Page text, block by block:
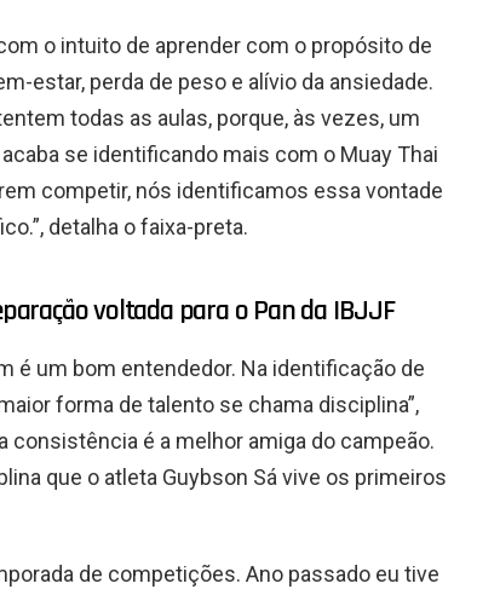
o intuito de aprender com o propósito de
estar, perda de peso e alívio da ansiedade.
todas as aulas, porque, às vezes, um
se identificando mais com o Muay Thai
competir, nós identificamos essa vontade
detalha o faixa-preta.
voltada para o Pan da IBJJF
é um bom entendedor. Na identificação de
forma de talento se chama disciplina”,
consistência é a melhor amiga do campeão.
que o atleta Guybson Sá vive os primeiros
de competições. Ano passado eu tive